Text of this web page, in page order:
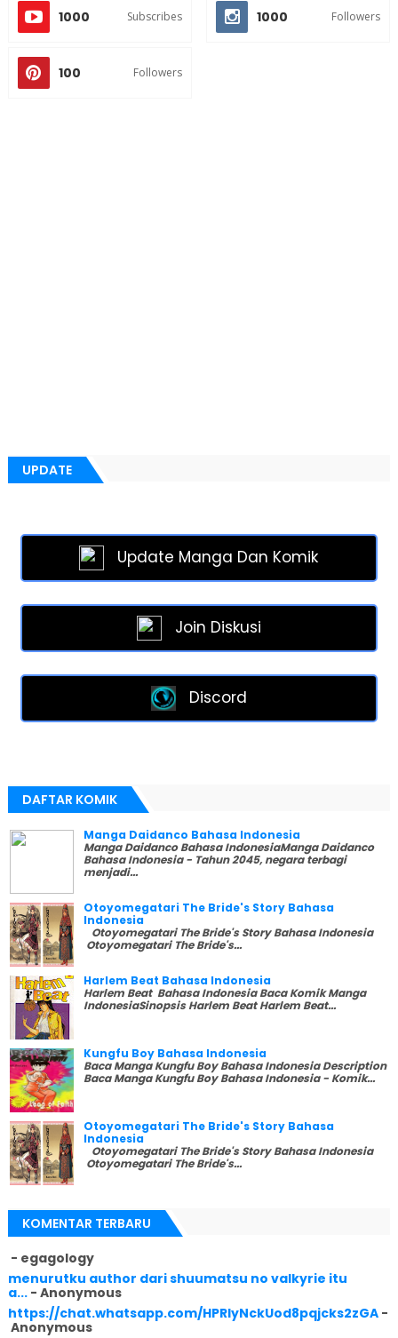
1000 Subscribes 1000 Followers
100 Followers
UPDATE
Update Manga Dan Komik
Join Diskusi
Discord
DAFTAR KOMIK
Manga Daidanco Bahasa Indonesia
Manga Daidanco Bahasa IndonesiaManga Daidanco
Bahasa Indonesia - Tahun 2045, negara terbagi
menjadi...
Otoyomegatari The Bride's Story Bahasa
Indonesia
Otoyomegatari The Bride's Story Bahasa Indonesia
Otoyomegatari The Bride's...
Harlem Beat Bahasa Indonesia
Harlem Beat Bahasa Indonesia Baca Komik Manga
IndonesiaSinopsis Harlem Beat Harlem Beat...
Kungfu Boy Bahasa Indonesia
Baca Manga Kungfu Boy Bahasa Indonesia Description
Baca Manga Kungfu Boy Bahasa Indonesia - Komik...
Otoyomegatari The Bride's Story Bahasa
Indonesia
Otoyomegatari The Bride's Story Bahasa Indonesia
Otoyomegatari The Bride's...
KOMENTAR TERBARU
- egagology
menurutku author dari shuumatsu no valkyrie itu
a...- Anonymous
https://chat.whatsapp.com/HPRlyNckUod8pqjcks2zGA-
Anonymous